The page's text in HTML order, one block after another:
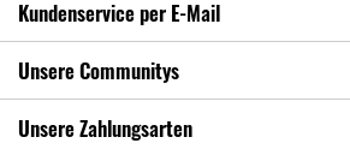
Kundenservice per E-Mail
Unsere Communitys
Unsere Zahlungsarten